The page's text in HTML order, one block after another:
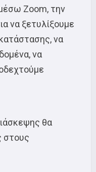
Zoom, την
να ξετυλίξουμε
να
να
θα
στους